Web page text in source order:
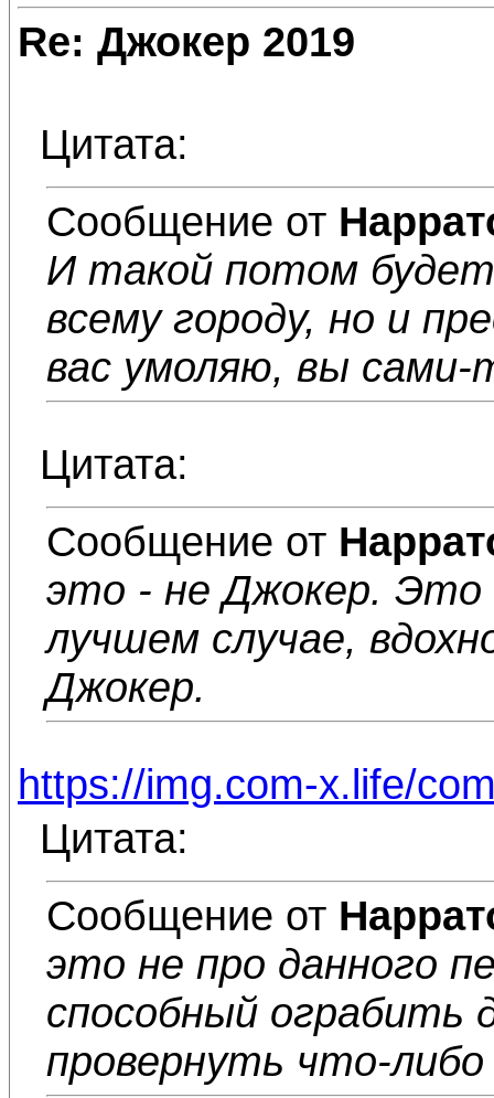
Re: Джокер 2019
Цитата:
Сообщение от
И такой потом
всему городу, но и
вас умоляю, вы
Цитата:
Сообщение от
это - не Джокер.
лучшем случае,
Джокер.
https://img.com-x.life/
Цитата:
Сообщение от
это не про данного
способный ограбить
провернуть что-либо